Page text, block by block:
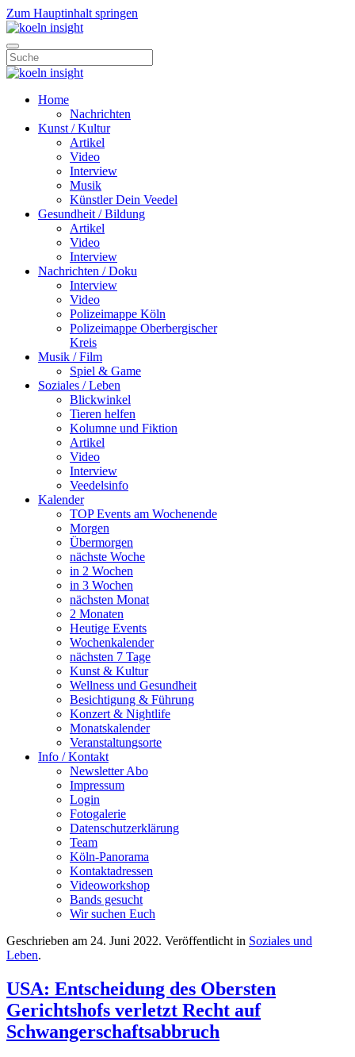
Zum Hauptinhalt springen
Home
Nachrichten
Kunst / Kultur
Artikel
Video
Interview
Musik
Künstler Dein Veedel
Gesundheit / Bildung
Artikel
Video
Interview
Nachrichten / Doku
Interview
Video
Polizeimappe Köln
Polizeimappe Oberbergischer
Kreis
Musik / Film
Spiel & Game
Soziales / Leben
Blickwinkel
Tieren helfen
Kolumne und Fiktion
Artikel
Video
Interview
Veedelsinfo
Kalender
TOP Events am Wochenende
Morgen
Übermorgen
nächste Woche
in 2 Wochen
in 3 Wochen
nächsten Monat
2 Monaten
Heutige Events
Wochenkalender
nächsten 7 Tage
Kunst & Kultur
Wellness und Gesundheit
Besichtigung & Führung
Konzert & Nightlife
Monatskalender
Veranstaltungsorte
Info / Kontakt
Newsletter Abo
Impressum
Login
Fotogalerie
Datenschutzerklärung
Team
Köln-Panorama
Kontaktadressen
Videoworkshop
Bands gesucht
Wir suchen Euch
Geschrieben am 24. Juni 2022. Veröffentlicht in Soziales und
Leben.
USA: Entscheidung des Obersten
Gerichtshofs verletzt Recht auf
Schwangerschaftsabbruch